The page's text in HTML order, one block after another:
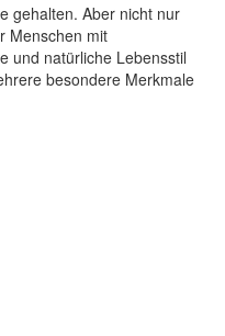
gehalten. Aber nicht nur
Menschen mit
und natürliche Lebensstil
besondere Merkmale